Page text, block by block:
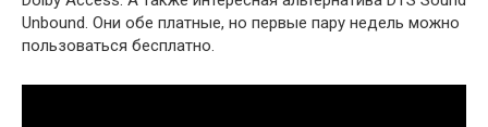
Unbound. Они обе платные, но первые пару недель можно
пользоваться бесплатно.